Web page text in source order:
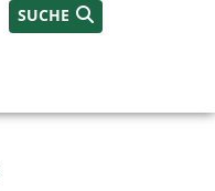
SUCHE